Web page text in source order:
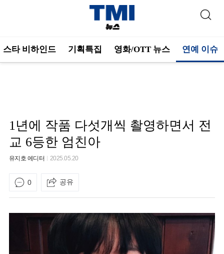
스타 비하인드 기획특집 영화/OTT 뉴스 연예 이슈
1년에 작품 다섯개씩 촬영하면서 전
교 6등한 엄친아
유지호 에디터 2025.05.20
0 공유